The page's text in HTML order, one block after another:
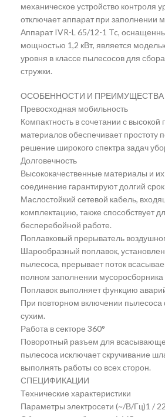
механическое устройство контроля
отключает аппарат при заполнении
Аппарат IVR-L 65/12-1 Tc,
мощностью 1,2 кВт, является
уровня в классе пылесосов для
стружки.
ОСОБЕННОСТИ И ПРЕИМУЩЕСТВА
Превосходная мобильность
Компактность в сочетании с высокой
материалов обеспечивает простоту
решение широкого спектра задач
Долговечность
Высококачественные материалы и
соединение гарантируют долгий
Маслостойкий сетевой кабель,
комплектацию, также способствует
бесперебойной работе.
Поплавковый прерыватель
Шарообразный поплавок,
пылесоса, прерывает поток
полном заполнении мусоросборника
Поплавок выполняет функцию
При повторном включении
сухим.
Работа в секторе 360°
Поворотный разъем для
пылесоса исключает скручивание
выполнять работы со всех сторон.
СПЕЦИФИКАЦИИ
Технические характеристики
Параметры электросети (~/В/Гц)1 /